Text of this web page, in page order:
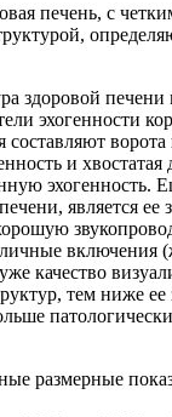
печень, с
здоровой печени
эхогенности
составляют
и
эхогенность.
является ее
включения
качество
тем ниже ее
размерные